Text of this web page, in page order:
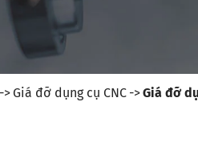
Đầu góc
PSC
Giá đỡ
Giá đỡ dụng cụ CNC Giá đỡ